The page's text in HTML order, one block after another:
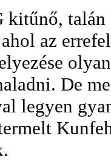
kitűnő,
az
De
legyen